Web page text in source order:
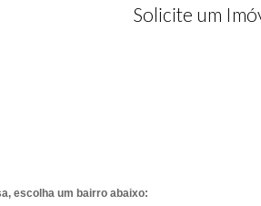
Solicite um
escolha um bairro abaixo: